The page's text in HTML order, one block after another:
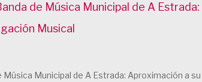
de Música Municipal de A
Musical
Música Municipal de A Estrada: Aproximación a